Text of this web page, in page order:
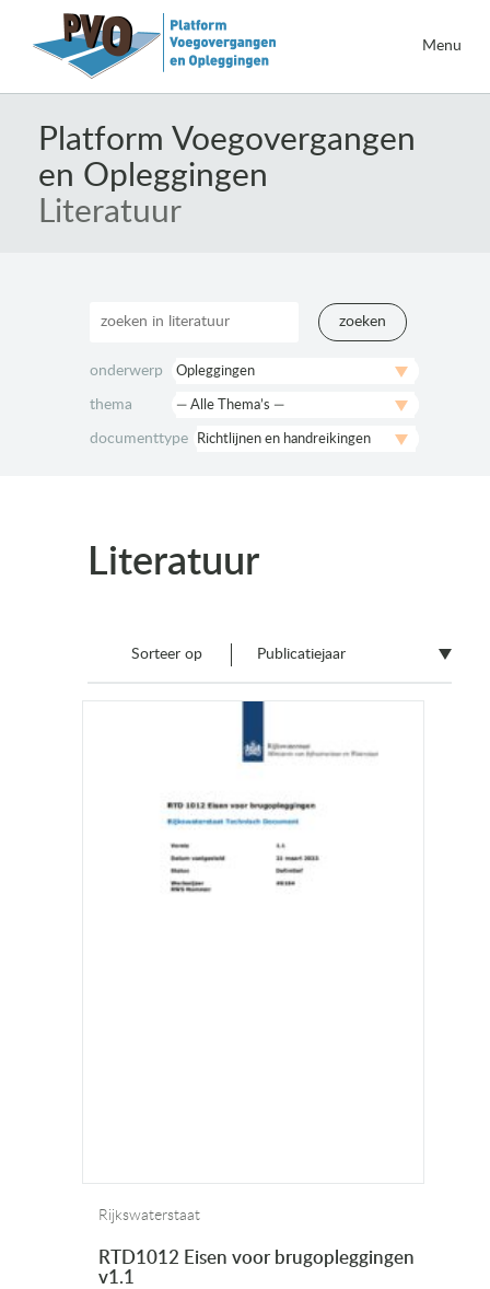
Menu
springen
Platform Voegovergangen
en Opleggingen
Literatuur
zoeken
onderwerp
thema
documenttype
Literatuur
Sorteer op Publicatiejaar
Rijkswaterstaat
RTD1012 Eisen voor brugopleggingen
v1.1